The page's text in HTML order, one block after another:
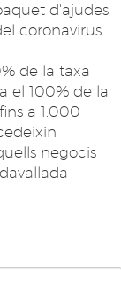
d'ajudes
coronavirus.
de la taxa
el 100% de la
a 1.000
negocis